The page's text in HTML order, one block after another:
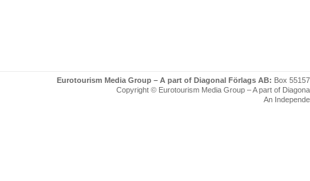
Eurotourism Media Group – A part of Diagonal Förlags AB: Box
Copyright © Eurotourism Media Group – A part of
An